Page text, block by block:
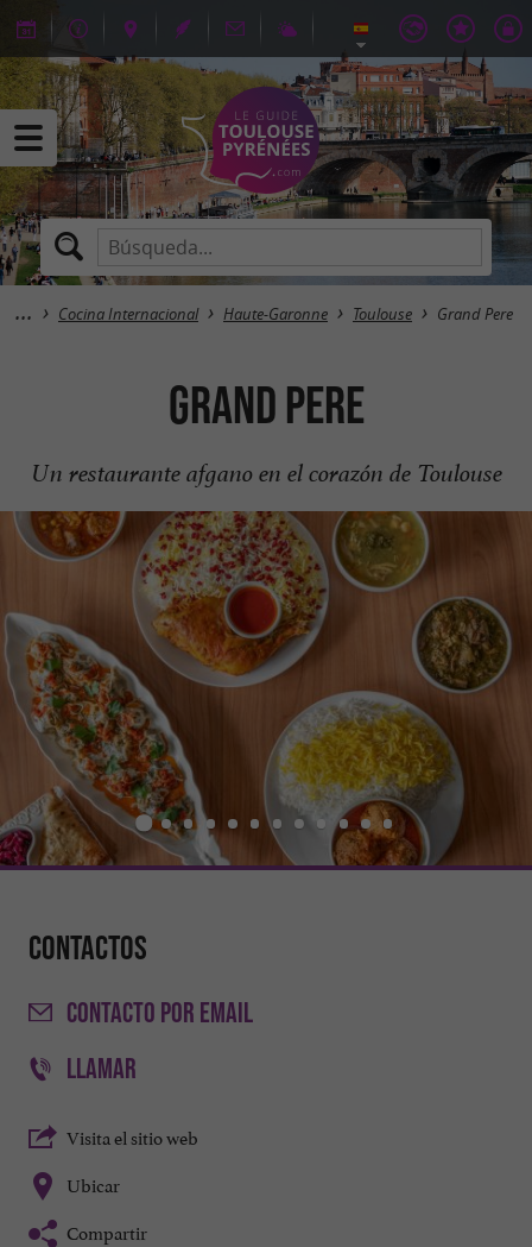
Cocina Internacional Haute-Garonne Toulouse Grand Pere
Grand Pere
Un restaurante afgano en el corazón de Toulouse
Contactos
CONTACTO POR EMAIL
LLAMAR
Visita el sitio web
Ubicar
Compartir